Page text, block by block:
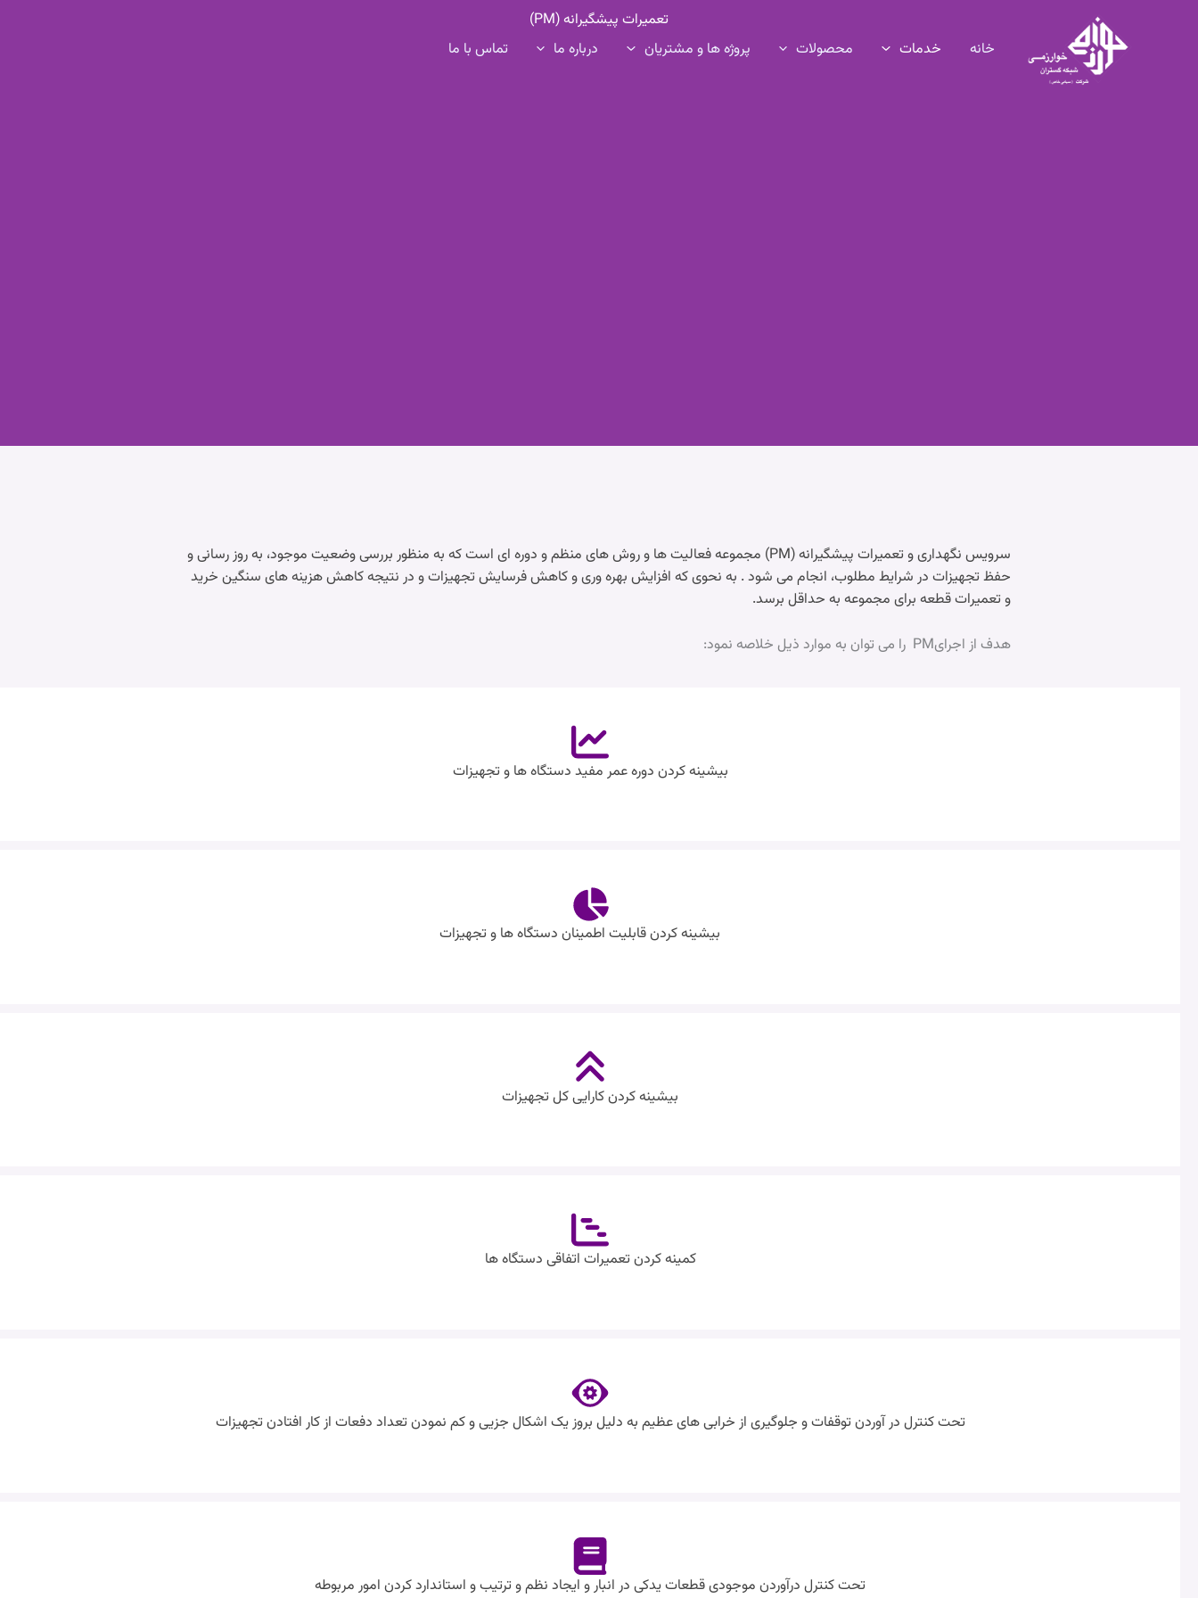
خانه خدمات محصولات پروژه ها و مشتریان درباره ما تماس با ما
تعمیرات پیشگیرانه (PM)
سرویس نگهداری و تعمیرات پیشگیرانه (PM) مجموعه فعالیت ها و روش های منظم و دوره ای است که به منظور بررسی وضعیت موجود، به روز رسانی و
حفظ تجهیزات در شرایط مطلوب، انجام می شود . به نحوی که افزایش بهره وری و کاهش فرسایش تجهیزات و در نتیجه کاهش هزینه های سنگین خرید
و تعمیرات قطعه برای مجموعه به حداقل برسد.
هدف از اجرایPM را می توان به موارد ذیل خلاصه نمود:
بیشینه کردن دوره عمر مفید دستگاه ها و تجهیزات
بیشینه کردن قابلیت اطمینان دستگاه ها و تجهیزات
بیشینه کردن کارایی کل تجهیزات
کمینه کردن تعمیرات اتفاقی دستگاه ها
تحت کنترل در آوردن توقفات و جلوگیری از خرابی های عظیم به دلیل بروز یک اشکال جزیی و کم نمودن تعداد دفعات از کار افتادن تجهیزات
تحت کنترل درآوردن موجودی قطعات یدکی در انبار و ایجاد نظم و ترتیب و استاندارد کردن امور مربوطه